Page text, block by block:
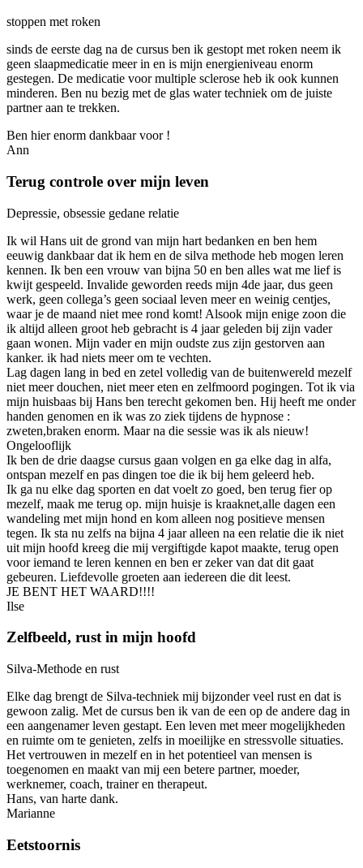
stoppen met roken
sinds de eerste dag na de cursus ben ik gestopt met roken neem ik
geen slaapmedicatie meer in en is mijn energieniveau enorm
gestegen. De medicatie voor multiple sclerose heb ik ook kunnen
minderen. Ben nu bezig met de glas water techniek om de juiste
partner aan te trekken.
Ben hier enorm dankbaar voor !
Ann
Terug controle over mijn leven
Depressie, obsessie gedane relatie
Ik wil Hans uit de grond van mijn hart bedanken en ben hem
eeuwig dankbaar dat ik hem en de silva methode heb mogen leren
kennen. Ik ben een vrouw van bijna 50 en ben alles wat me lief is
kwijt gespeeld. Invalide geworden reeds mijn 4de jaar, dus geen
werk, geen collega’s geen sociaal leven meer en weinig centjes,
waar je de maand niet mee rond komt! Alsook mijn enige zoon die
ik altijd alleen groot heb gebracht is 4 jaar geleden bij zijn vader
gaan wonen. Mijn vader en mijn oudste zus zijn gestorven aan
kanker. ik had niets meer om te vechten.
Lag dagen lang in bed en zetel volledig van de buitenwereld mezelf
niet meer douchen, niet meer eten en zelfmoord pogingen. Tot ik via
mijn huisbaas bij Hans ben terecht gekomen ben. Hij heeft me onder
handen genomen en ik was zo ziek tijdens de hypnose :
zweten,braken enorm. Maar na die sessie was ik als nieuw!
Ongelooflijk
Ik ben de drie daagse cursus gaan volgen en ga elke dag in alfa,
ontspan mezelf en pas dingen toe die ik bij hem geleerd heb.
Ik ga nu elke dag sporten en dat voelt zo goed, ben terug fier op
mezelf, maak me terug op. mijn huisje is kraaknet,alle dagen een
wandeling met mijn hond en kom alleen nog positieve mensen
tegen. Ik sta nu zelfs na bijna 4 jaar alleen na een relatie die ik niet
uit mijn hoofd kreeg die mij vergiftigde kapot maakte, terug open
voor iemand te leren kennen en ben er zeker van dat dit gaat
gebeuren. Liefdevolle groeten aan iedereen die dit leest.
JE BENT HET WAARD!!!!
Ilse
Zelfbeeld, rust in mijn hoofd
Silva-Methode en rust
Elke dag brengt de Silva-techniek mij bijzonder veel rust en dat is
gewoon zalig. Met de cursus ben ik van de een op de andere dag in
een aangenamer leven gestapt. Een leven met meer mogelijkheden
en ruimte om te genieten, zelfs in moeilijke en stressvolle situaties.
Het vertrouwen in mezelf en in het potentieel van mensen is
toegenomen en maakt van mij een betere partner, moeder,
werknemer, coach, trainer en therapeut.
Hans, van harte dank.
Marianne
Eetstoornis